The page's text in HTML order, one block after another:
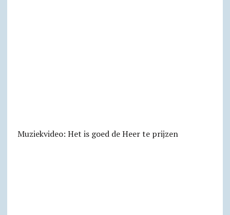
Muziekvideo: Het is goed de Heer te prijzen